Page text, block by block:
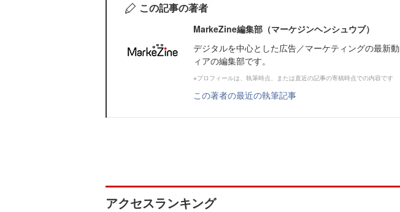
この記事の著者
MarkeZine編集部（マーケジンヘンシュウブ）
デジタルを中心とした広告／マーケティングの最新
ィアの編集部です。
※プロフィールは、執筆時点、または直近の記事の寄稿時点での内容です
この著者の最近の執筆記事
アクセスランキング